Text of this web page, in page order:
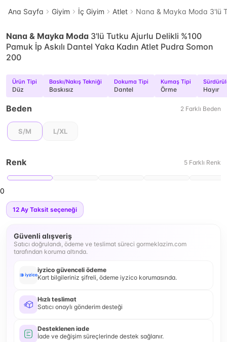
Ana Sayfa Giyim İç Giyim Atlet Nana & Mayka Moda 3'lü
Nana & Mayka Moda 3'lü Tutku Ajurlu Delikli %100
Pamuk İp Askılı Dantel Yaka Kadın Atlet Pudra Somon
200
Ürün Tipi
Düz
Baskı/Nakış Tekniği
Baskısız
Dokuma Tipi
Dantel
Kumaş Tipi
Örme Hayır
Beden 2 Farklı Beden
S/M L/XL
Renk 5 Farklı Renk
0
12 Ay Taksit seçeneği
Güvenli alışveriş
Satıcı doğrulandı, ödeme ve teslimat süreci gormeklazim.com
tarafından koruma altında.
iyzico güvenceli ödeme
Kart bilgileriniz şifreli, ödeme iyzico korumasında.
Hızlı teslimat
Satıcı onaylı gönderim desteği
Desteklenen iade
İade ve değişim süreçlerinde destek sağlanır.